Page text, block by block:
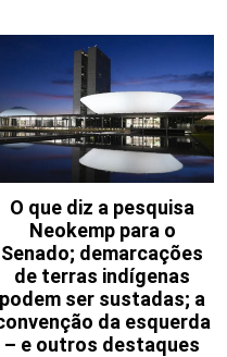
O que diz a pesquisa
Neokemp para o
Senado; demarcações
de terras indígenas
podem ser sustadas; a
da esquerda
– e outros destaques